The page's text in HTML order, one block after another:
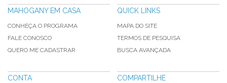
MAHOGANY EM CASA
CONHEÇA O PROGRAMA
FALE CONOSCO
QUERO ME CADASTRAR
QUICK LINKS
MAPA DO SITE
TERMOS DE PESQUISA
BUSCA AVANÇADA
CONTA COMPARTILHE